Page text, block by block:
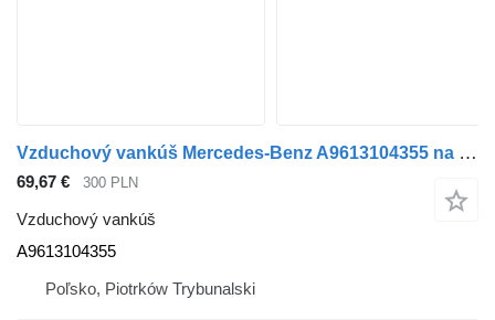
Vzduchový vankúš Mercedes-Benz A9613104355 na nákladného auta Mercedes-Benz ACTROS MP4
69,67 € 300 PLN
Vzduchový vankúš
A9613104355
Poľsko, Piotrków Trybunalski